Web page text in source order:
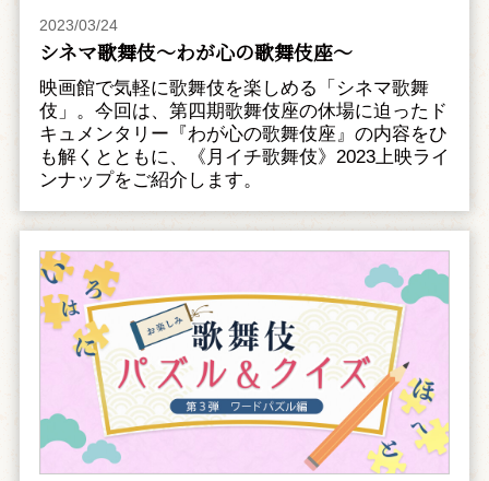
2023/03/24
シネマ歌舞伎～わが心の歌舞伎座～
映画館で気軽に歌舞伎を楽しめる「シネマ歌舞
伎」。今回は、第四期歌舞伎座の休場に迫ったド
キュメンタリー『わが心の歌舞伎座』の内容をひ
も解くとともに、《月イチ歌舞伎》2023上映ライ
ンナップをご紹介します。